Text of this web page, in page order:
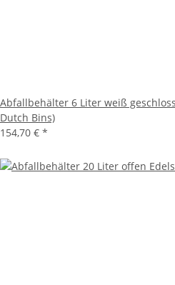
Abfallbehälter 6 Liter weiß
Dutch Bins)
154,70 € *